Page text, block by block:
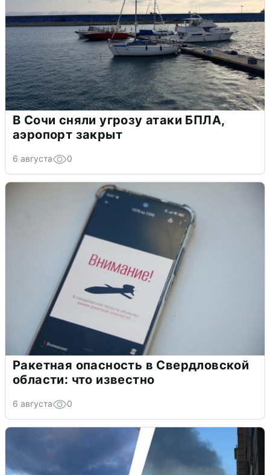
В Сочи сняли угрозу атаки БПЛА,
аэропорт закрыт
6 августа 0
Ракетная опасность в Свердловской
области: что известно
6 августа 0